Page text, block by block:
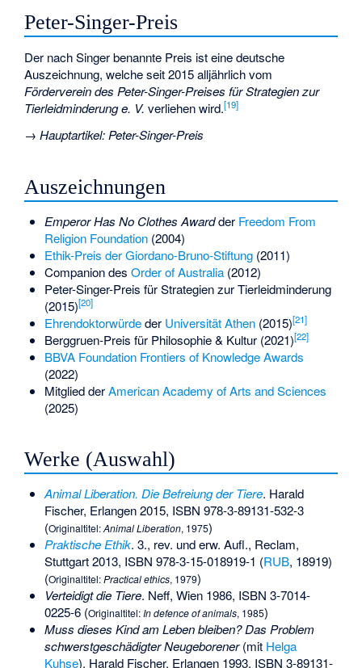
Peter-Singer-Preis
Der nach Singer benannte Preis ist eine deutsche
Auszeichnung, welche seit 2015 alljährlich vom
Förderverein des Peter-Singer-Preises für Strategien zur
Tierleidminderung e. V. verliehen wird.[19]
→Hauptartikel: Peter-Singer-Preis
Auszeichnungen
Emperor Has No Clothes Awardder Freedom From
Religion Foundation(2004)
Ethik-Preis der Giordano-Bruno-Stiftung(2011)
Companion des Order of Australia(2012)
Peter-Singer-Preis für Strategien zur Tierleidminderung
(2015)[20]
Ehrendoktorwürdeder Universität Athen(2015)[21]
Berggruen-Preis für Philosophie & Kultur (2021)[22]
BBVA Foundation Frontiers of Knowledge Awards
(2022)
Mitglied derAmerican Academy of Arts and Sciences
(2025)
Werke (Auswahl)
Animal Liberation. Die Befreiung der Tiere. Harald
Fischer, Erlangen 2015, ISBN 978-3-89131-532-3
(Originaltitel:Animal Liberation, 1975)
Praktische Ethik. 3., rev. und erw. Aufl., Reclam,
Stuttgart 2013, ISBN 978-3-15-018919-1 (RUB, 18919)
(Originaltitel:Practical ethics, 1979)
Verteidigt die Tiere. Neff, Wien 1986, ISBN 3-7014-
0225-6(Originaltitel: In defence of animals, 1985)
Muss dieses Kind am Leben bleiben? Das Problem
schwerstgeschädigter Neugeborener(mit Helga
Kuhse). Harald Fischer, Erlangen 1993, ISBN 3-89131-